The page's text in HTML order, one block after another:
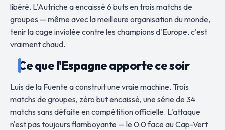
libéré. L'Autriche a encaissé 6 buts en trois matchs de
groupes — même avec la meilleure organisation du monde,
tenir la cage inviolée contre les champions d'Europe, c'est
vraiment chaud.
Ce que l'Espagne apporte ce soir
Luis de la Fuente a construit une vraie machine. Trois
matchs de groupes, zéro but encaissé, une série de 34
matchs sans défaite en compétition officielle. L'attaque
n'est pas toujours flamboyante — le 0:0 face au Cap-Vert